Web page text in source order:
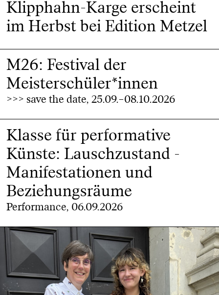
Klipphahn-Karge erscheint
im Herbst bei Edition Metzel
M26: Festival der
Meisterschüler*innen
>>> save the date, 25.09.–08.10.2026
Klasse für performative
Künste: Lauschzustand -
Manifestationen und
Beziehungsräume
Performance, 06.09.2026